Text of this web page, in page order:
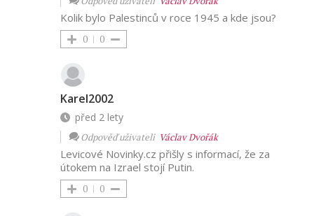
Kolik bylo Palestinců v roce 1945 a kde jsou?
0 0
Karel2002
před 2 lety
Odpověď uživateli Václav Dvořák
Levicové Novinky.cz přišly s informací, že za
útokem na Izrael stojí Putin.
0 0